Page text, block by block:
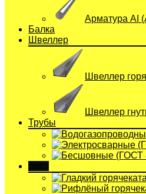
Арматура АI
Балка
Швеллер
Швеллер
Швеллер
Трубы